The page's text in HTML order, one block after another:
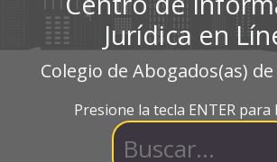
Jurídica en
Colegio de Abogados(as) de
Presione la tecla ENTER para